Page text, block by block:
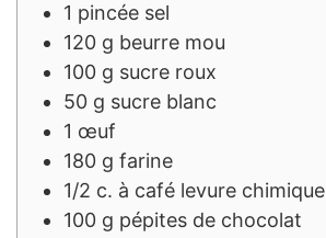
1 pincée sel
120 g beurre mou
100 g sucre roux
50 g sucre blanc
1 œuf
180 g farine
1/2 c. à café levure chimique
100 g pépites de chocolat